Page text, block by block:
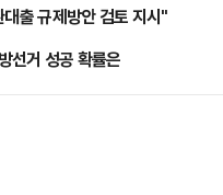
출 규제방안 검토 지시"
선거 성공 확률은